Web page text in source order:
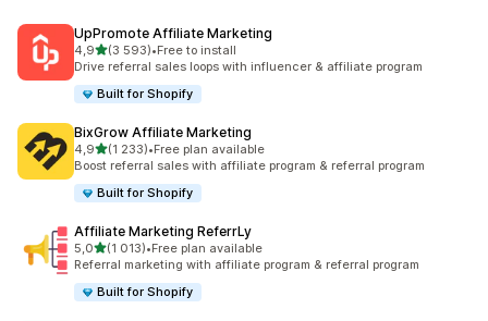
UpPromote Affiliate Marketing
4,9/ 5 tähteä
(3 593)
3593 arvostelua yhteensä
•Free to install
Drive referral sales loops with influencer & affiliate program
Built for Shopify
BixGrow Affiliate Marketing
4,9/ 5 tähteä
(1 233)
1233 arvostelua yhteensä
•Free plan available
Boost referral sales with affiliate program & referral program
Built for Shopify
Affiliate Marketing ReferrLy
5,0/ 5 tähteä
(1 013)
1013 arvostelua yhteensä
•Free plan available
Referral marketing with affiliate program & referral program
Built for Shopify